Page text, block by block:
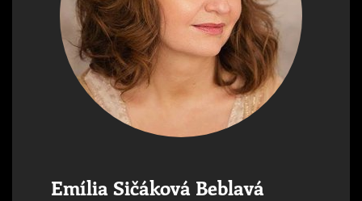
Emília Sičáková Beblavá